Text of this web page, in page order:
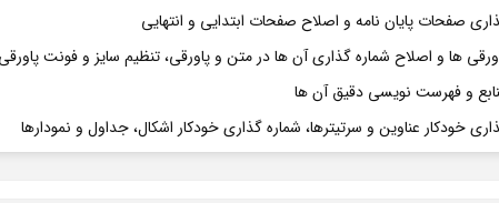
صفحات پایان نامه و اصلاح صفحات ابتدایی و انتهایی
ها و اصلاح شماره گذاری آن ها در متن و پاورقی، تنظیم سایز و فونت پاورقی
و فهرست نویسی دقیق آن ها
خودکار عناوین و سرتیترها، شماره گذاری خودکار اشکال، جداول و نمودارها